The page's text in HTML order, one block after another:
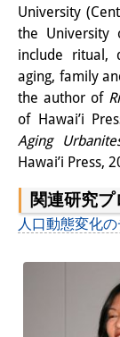
レクチ
シンポ
ワーク
その他
出版物
出版活
ビデオ
DIJ モ
University
the University
include ritual,
aging, family
the author of
of Hawai’i
Aging
Hawai’i Press,
関連研究プ
人口動態変化